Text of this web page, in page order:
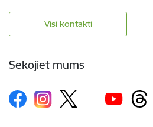
Visi kontakti
Sekojiet mums